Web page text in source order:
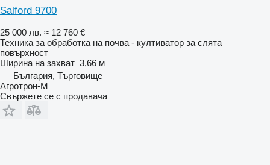
Salford 9700
25 000 лв. ≈ 12 760 €
Техника за обработка на почва - култиватор за слята
повърхност
Ширина на захват 3,66 м
България, Търговище
Агротрон-М
Свържете се с продавача